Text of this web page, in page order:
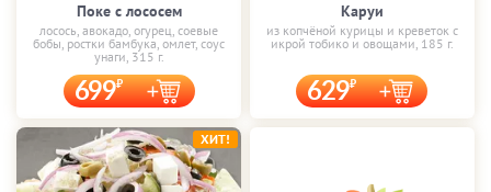
Поке с лососем
лосось, авокадо, огурец, соевые
бобы, ростки бамбука, омлет, соус
унаги, 315 г.
699
Каруи
из копчёной курицы и креветок с
икрой тобико и овощами, 185 г.
629
ХИТ!